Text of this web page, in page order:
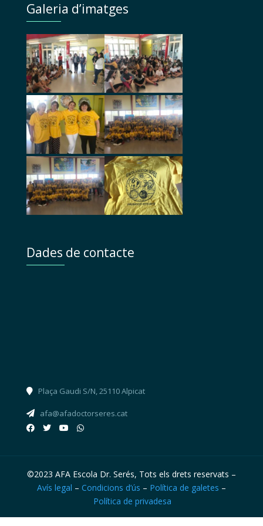
Galeria d’imatges
Dades de contacte
Plaça Gaudi S/N, 25110 Alpicat
afa@afadoctorseres.cat
©2023 AFA Escola Dr. Serés, Tots els drets reservats –
Avís legal – Condicions d’ús – Política de galetes –
Política de privadesa